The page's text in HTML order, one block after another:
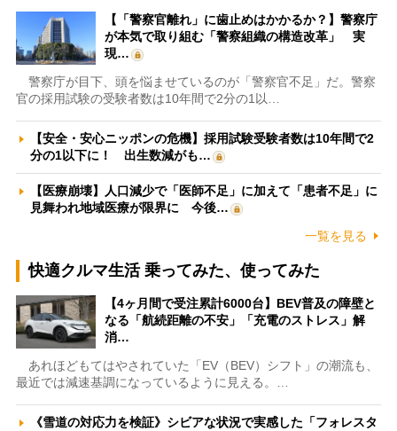
【「警察官離れ」に歯止めはかかるか？】警察庁
が本気で取り組む「警察組織の構造改革」 実
現…
警察庁が目下、頭を悩ませているのが「警察官不足」だ。警察
官の採用試験の受験者数は10年間で2分の1以…
【安全・安心ニッポンの危機】採用試験受験者数は10年間で2
分の1以下に！ 出生数減がも…
【医療崩壊】人口減少で「医師不足」に加えて「患者不足」に
見舞われ地域医療が限界に 今後…
一覧を見る
快適クルマ生活 乗ってみた、使ってみた
【4ヶ月間で受注累計6000台】BEV普及の障壁と
なる「航続距離の不安」「充電のストレス」解
消…
あれほどもてはやされていた「EV（BEV）シフト」の潮流も、
最近では減速基調になっているように見える。…
《雪道の対応力を検証》シビアな状況で実感した「フォレスタ